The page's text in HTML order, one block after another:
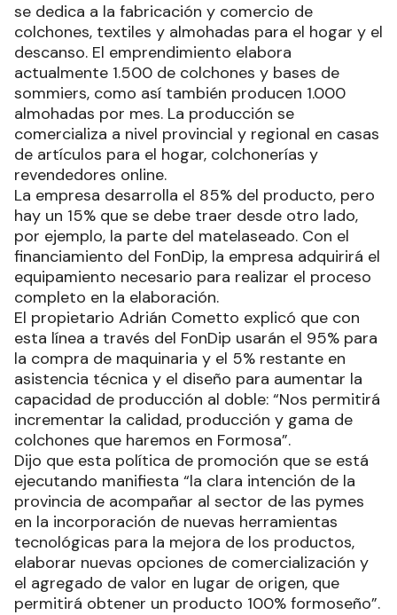
se dedica a la fabricación y comercio de
colchones, textiles y almohadas para el hogar y el
descanso. El emprendimiento elabora
actualmente 1.500 de colchones y bases de
sommiers, como así también producen 1.000
almohadas por mes. La producción se
comercializa a nivel provincial y regional en casas
de artículos para el hogar, colchonerías y
revendedores online.
La empresa desarrolla el 85% del producto, pero
hay un 15% que se debe traer desde otro lado,
por ejemplo, la parte del matelaseado. Con el
financiamiento del FonDip, la empresa adquirirá el
equipamiento necesario para realizar el proceso
completo en la elaboración.
El propietario Adrián Cometto explicó que con
esta línea a través del FonDip usarán el 95% para
la compra de maquinaria y el 5% restante en
asistencia técnica y el diseño para aumentar la
capacidad de producción al doble: “Nos permitirá
incrementar la calidad, producción y gama de
colchones que haremos en Formosa”.
Dijo que esta política de promoción que se está
ejecutando manifiesta “la clara intención de la
provincia de acompañar al sector de las pymes
en la incorporación de nuevas herramientas
tecnológicas para la mejora de los productos,
elaborar nuevas opciones de comercialización y
el agregado de valor en lugar de origen, que
permitirá obtener un producto 100% formoseño”.